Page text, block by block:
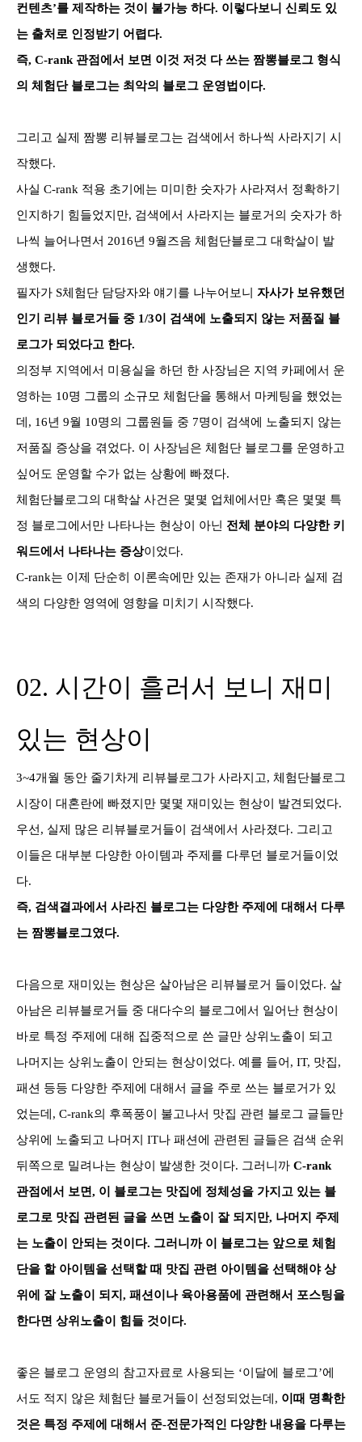
컨텐츠’를 제작하는 것이 불가능 하다. 이렇다보니 신뢰도 있
는 출처로 인정받기 어렵다.
즉, C-rank 관점에서 보면 이것 저것 다 쓰는 짬뽕블로그 형식
의 체험단 블로그는 최악의 블로그 운영법이다.
그리고 실제 짬뽕 리뷰블로그는 검색에서 하나씩 사라지기 시
작했다.
사실 C-rank 적용 초기에는 미미한 숫자가 사라져서 정확하기
인지하기 힘들었지만, 검색에서 사라지는 블로거의 숫자가 하
나씩 늘어나면서 2016년 9월즈음 체험단블로그 대학살이 발
생했다.
필자가 S체험단 담당자와 얘기를 나누어보니 자사가 보유했던
인기 리뷰 블로거들 중 1/3이 검색에 노출되지 않는 저품질 블
로그가 되었다고 한다.
의정부 지역에서 미용실을 하던 한 사장님은 지역 카페에서 운
영하는 10명 그룹의 소규모 체험단을 통해서 마케팅을 했었는
데, 16년 9월 10명의 그룹원들 중 7명이 검색에 노출되지 않는
저품질 증상을 겪었다. 이 사장님은 체험단 블로그를 운영하고
싶어도 운영할 수가 없는 상황에 빠졌다.
체험단블로그의 대학살 사건은 몇몇 업체에서만 혹은 몇몇 특
정 블로그에서만 나타나는 현상이 아닌 전체 분야의 다양한 키
워드에서 나타나는 증상이었다.
C-rank는 이제 단순히 이론속에만 있는 존재가 아니라 실제 검
색의 다양한 영역에 영향을 미치기 시작했다.
02. 시간이 흘러서 보니 재미
있는 현상이
3~4개월 동안 줄기차게 리뷰블로그가 사라지고, 체험단블로그
시장이 대혼란에 빠졌지만 몇몇 재미있는 현상이 발견되었다.
우선, 실제 많은 리뷰블로거들이 검색에서 사라졌다. 그리고
이들은 대부분 다양한 아이템과 주제를 다루던 블로거들이었
다.
즉, 검색결과에서 사라진 블로그는 다양한 주제에 대해서 다루
는 짬뽕블로그였다.
다음으로 재미있는 현상은 살아남은 리뷰블로거 들이었다. 살
아남은 리뷰블로거들 중 대다수의 블로그에서 일어난 현상이
바로 특정 주제에 대해 집중적으로 쓴 글만 상위노출이 되고
나머지는 상위노출이 안되는 현상이었다. 예를 들어, IT, 맛집,
패션 등등 다양한 주제에 대해서 글을 주로 쓰는 블로거가 있
었는데, C-rank의 후폭풍이 불고나서 맛집 관련 블로그 글들만
상위에 노출되고 나머지 IT나 패션에 관련된 글들은 검색 순위
뒤쪽으로 밀려나는 현상이 발생한 것이다. 그러니까 C-rank
관점에서 보면, 이 블로그는 맛집에 정체성을 가지고 있는 블
로그로 맛집 관련된 글을 쓰면 노출이 잘 되지만, 나머지 주제
는 노출이 안되는 것이다. 그러니까 이 블로그는 앞으로 체험
단을 할 아이템을 선택할 때 맛집 관련 아이템을 선택해야 상
위에 잘 노출이 되지, 패션이나 육아용품에 관련해서 포스팅을
한다면 상위노출이 힘들 것이다.
좋은 블로그 운영의 참고자료로 사용되는 ‘이달에 블로그’에
서도 적지 않은 체험단 블로거들이 선정되었는데, 이때 명확한
것은 특정 주제에 대해서 준-전문가적인 다양한 내용을 다루는